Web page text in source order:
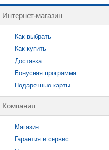
Интернет-магазин
Как выбрать
Как купить
Доставка
Бонусная программа
Подарочные карты
Компания
Магазин
Гарантия и сервис